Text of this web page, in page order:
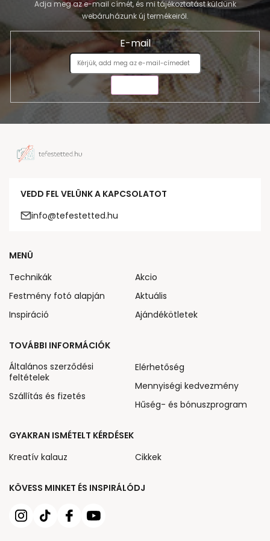
Adja meg az e-mail címét, és mi tájékoztatást küldünk
webáruházunk új termékeiről.
E-mail
VEDD FEL VELÜNK A KAPCSOLATOT
info@tefestetted.hu
KÖVESS MINKET ÉS INSPIRÁLÓDJ
MENÜ
Technikák
Festmény fotó alapján
Inspiráció
Akcio
Aktuális
Ajándékötletek
TOVÁBBI INFORMÁCIÓK
Általános szerződési
feltételek
Szállítás és fizetés
Elérhetőség
Mennyiségi kedvezmény
Hűség- és bónuszprogram
GYAKRAN ISMÉTELT KÉRDÉSEK
Kreatív kalauz
Cikkek